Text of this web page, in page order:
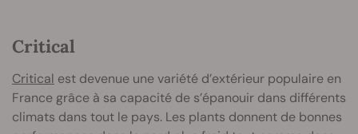
Critical
Critical est devenue une variété d’extérieur populaire en
France grâce à sa capacité de s’épanouir dans différents
climats dans tout le pays. Les plants donnent de bonnes